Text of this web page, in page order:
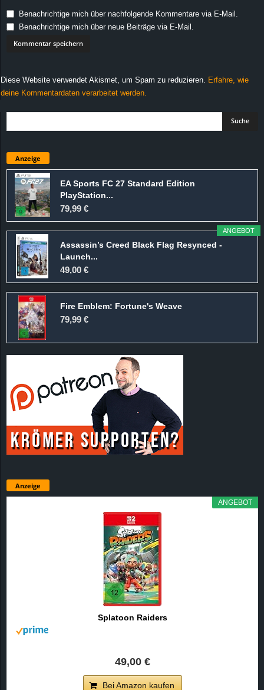
Benachrichtige mich über nachfolgende Kommentare via E-Mail.
Benachrichtige mich über neue Beiträge via E-Mail.
Diese Website verwendet Akismet, um Spam zu reduzieren.
Erfahre, wie
deine Kommentardaten verarbeitet werden.
Anzeige
EA Sports FC 27 Standard Edition
PlayStation...
79,99 €
ANGEBOT
Assassin’s Creed Black Flag Resynced -
Launch...
49,00 €
Fire Emblem: Fortune's Weave
79,99 €
Anzeige
ANGEBOT
Splatoon Raiders
49,00 €
Bei Amazon kaufen